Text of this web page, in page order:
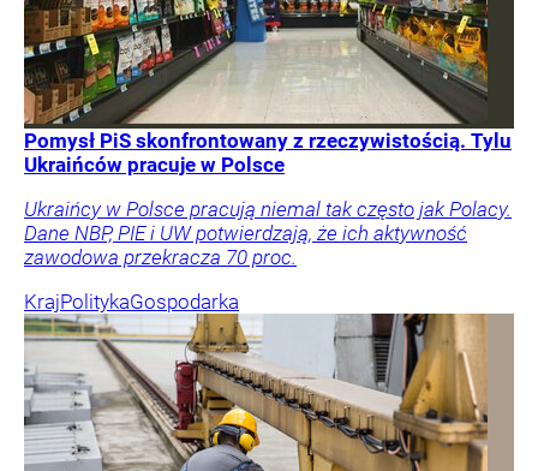
Pomysł PiS skonfrontowany z rzeczywistością. Tylu
Ukraińców pracuje w Polsce
Ukraińcy w Polsce pracują niemal tak często jak Polacy.
Dane NBP, PIE i UW potwierdzają, że ich aktywność
zawodowa przekracza 70 proc.
KrajPolitykaGospodarka